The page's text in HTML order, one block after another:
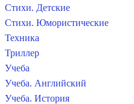
Стихи. Детские
Стихи. Юмористические
Техника
Триллер
Учеба
Учеба. Английский
Учеба. История